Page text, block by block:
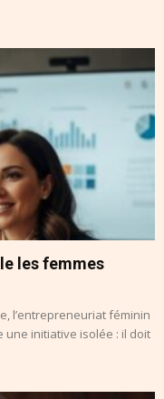
les femmes
l’entrepreneuriat féminin
une initiative isolée : il doit